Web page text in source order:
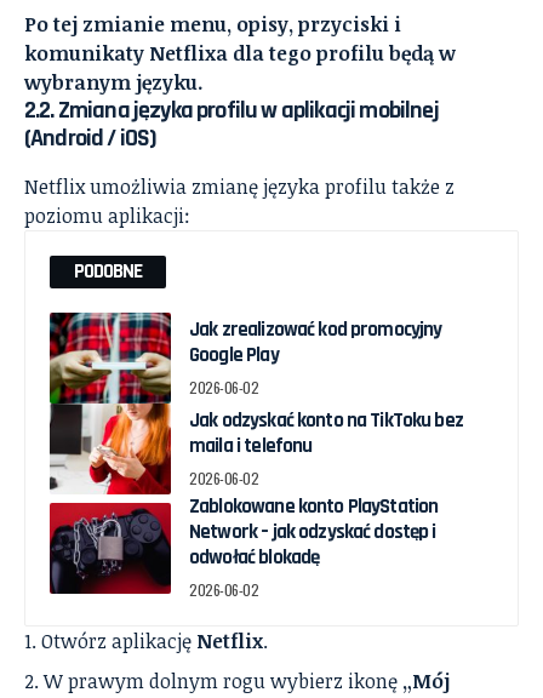
Po tej zmianie menu, opisy, przyciski i
komunikaty Netflixa dla tego profilu będą w
wybranym języku.
2.2. Zmiana języka profilu w aplikacji mobilnej
(Android / iOS)
Netflix umożliwia zmianę języka profilu także z
poziomu aplikacji:
PODOBNE
Jak zrealizować kod promocyjny
Google Play
2026-06-02
Jak odzyskać konto na TikToku bez
maila i telefonu
2026-06-02
Zablokowane konto PlayStation
Network – jak odzyskać dostęp i
odwołać blokadę
2026-06-02
Otwórz aplikację Netflix.
W prawym dolnym rogu wybierz ikonę „Mój